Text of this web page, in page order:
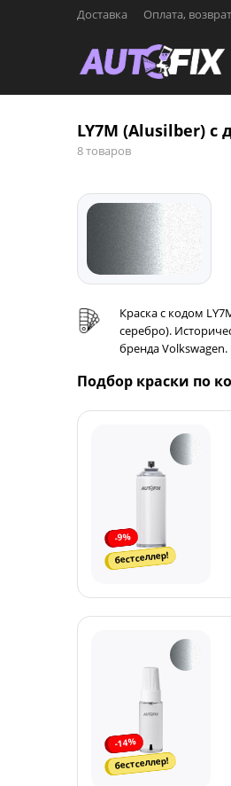
Доставка Оплата,
LY7M (Alusilber) с
8 товаров
Краска с кодом
серебро).
бренда
Подбор краски по
-9%
бестселлер!
-14%
бестселлер!